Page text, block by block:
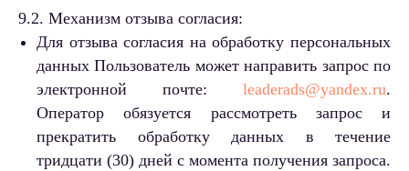
9.2. Механизм отзыва согласия:
Для отзыва согласия на обработку персональных
данных Пользователь может направить запрос по
электронной почте: leaderads@yandex.ru.
Оператор обязуется рассмотреть запрос и
прекратить обработку данных в течение
тридцати (30) дней с момента получения запроса.